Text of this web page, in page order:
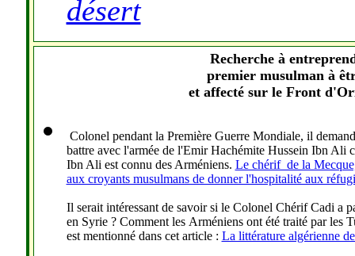
désert
Recherche à
premier musulman à
et affecté sur le Front
Colonel pendant la Première Guerre Mondiale, il
battre avec l'armée de l'Emir Hachémite Hussein Ibn Ali
Ibn Ali est connu des Arméniens. Le chérif de la
aux croyants musulmans de donner l'hospitalité aux
Il serait intéressant de savoir si le Colonel Chérif Cadi a
en Syrie ? Comment les Arméniens ont été traité par les
est mentionné dans cet article : La littérature algérienne